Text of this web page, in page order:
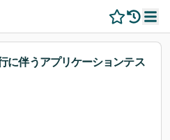
に伴うアプリケーションテス